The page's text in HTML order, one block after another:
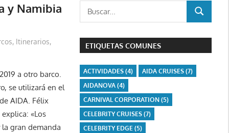
y Namibia
, Itinerarios,
a otro barco.
se utilizará en el
AIDA. Félix
«Los
gran demanda
BUSCAR
ETIQUETAS COMUNES
ACTIVIDADES(4) AIDA CRUISES(7)
AIDANOVA(4)
CARNIVAL CORPORATION(5)
CELEBRITY CRUISES(7)
CELEBRITY EDGE(5)